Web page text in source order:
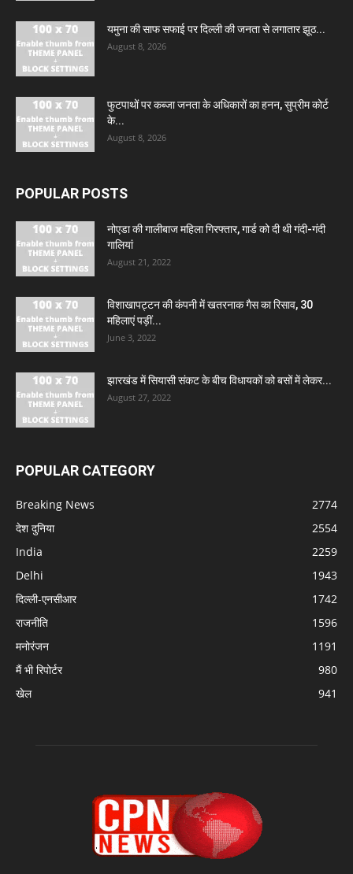
यमुना की साफ सफाई पर दिल्ली की जनता से लगातार झूठ...
August 8, 2026
फुटपाथों पर कब्जा जनता के अधिकारों का हनन, सुप्रीम कोर्ट
के...
August 8, 2026
POPULAR POSTS
नोएडा की गालीबाज महिला गिरफ्तार, गार्ड को दी थी गंदी-गंदी
गालियां
August 21, 2022
विशाखापट्टन की कंपनी में खतरनाक गैस का रिसाव, 30
महिलाएं पड़ीं...
June 3, 2022
झारखंड में सियासी संकट के बीच विधायकों को बसों में लेकर...
August 27, 2022
POPULAR CATEGORY
Breaking News
2774
देश दुनिया
2554
India
2259
Delhi
1943
दिल्ली-एनसीआर
1742
राजनीति
1596
मनोरंजन
1191
मैं भी रिपोर्टर
980
खेल
941